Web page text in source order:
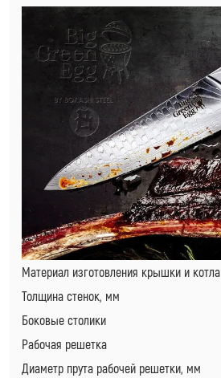
Материал изготовления крышки и котла
Толщина стенок, мм
Боковые столики
Рабочая решетка
Диаметр прута рабочей решетки, мм